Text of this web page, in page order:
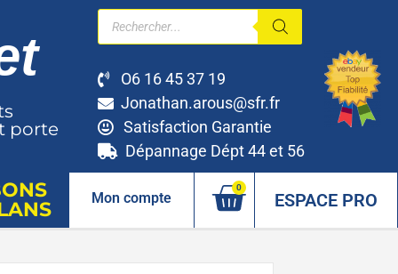
porte
O6 16 45 37 19
Jonathan.arous@sfr.fr
Satisfaction Garantie
Dépannage Dépt 44 et 56
Mon compte
0
ESPACE PRO